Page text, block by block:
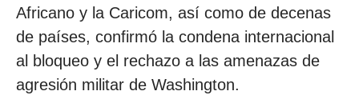
Africano y la Caricom, así como de decenas
de países, confirmó la condena internacional
al bloqueo y el rechazo a las amenazas de
agresión militar de Washington.